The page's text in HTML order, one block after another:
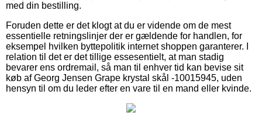
med din bestilling.
Foruden dette er det klogt at du er vidende om de mest
essentielle retningslinjer der er gældende for handlen, for
eksempel hvilken byttepolitik internet shoppen garanterer. I
relation til det er det tillige essesentielt, at man stadig
bevarer ens ordremail, så man til enhver tid kan bevise sit
køb af Georg Jensen Grape krystal skål -10015945, uden
hensyn til om du leder efter en vare til en mand eller kvinde.